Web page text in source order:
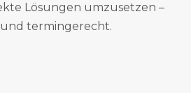
Lösungen umzusetzen –
und termingerecht.